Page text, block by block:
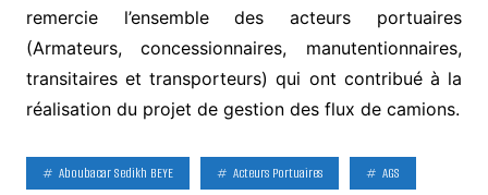
remercie l’ensemble des acteurs portuaires
(Armateurs, concessionnaires, manutentionnaires,
transitaires et transporteurs) qui ont contribué à la
réalisation du projet de gestion des flux de camions.
Aboubacar Sedikh BEYE Acteurs Portuaires AGS